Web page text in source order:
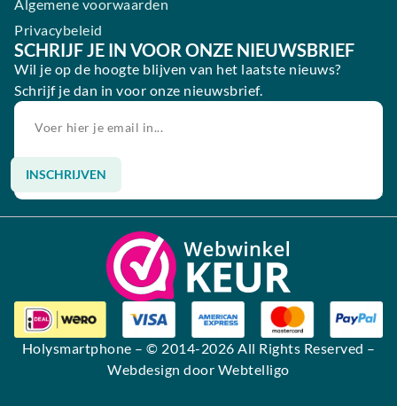
Algemene voorwaarden
Privacybeleid
SCHRIJF JE IN VOOR ONZE NIEUWSBRIEF
Wil je op de hoogte blijven van het laatste nieuws?
Schrijf je dan in voor onze nieuwsbrief.
INSCHRIJVEN
Alternative:
Holysmartphone – © 2014-2026 All Rights Reserved –
Webdesign door Webtelligo